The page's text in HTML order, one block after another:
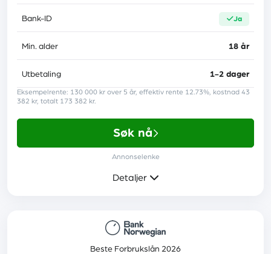
Bank-ID ja
Min. alder 18 år
Utbetaling 1-2 dager
Eksempelrente: 130 000 kr over 5 år, effektiv rente 12.73%, kostnad 43
382 kr, totalt 173 382 kr.
Søk nå
Annonselenke
Detaljer
Mer informasjon
Beste Forbrukslån 2026